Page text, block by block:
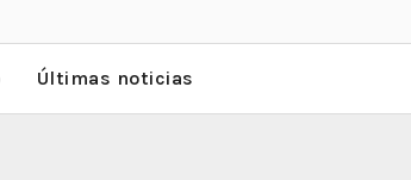
Últimas noticias